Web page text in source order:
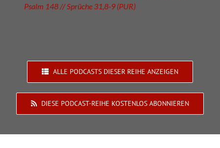
Psalm 148 // Sprüche 31,8-9 (PUR)
ALLE PODCASTS DIESER REIHE ANZEIGEN
DIESE PODCAST-REIHE KOSTENLOS ABONNIEREN